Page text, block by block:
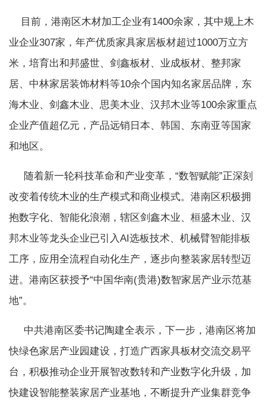
目前，港南区木材加工企业有1400余家，其中规上木
业企业307家，年产优质家具家居板材超过1000万立方
米，培育出和邦盛世、剑鑫板材、业成板材、整邦家
居、中林家居装饰材料等10余个国内知名家居品牌，东
海木业、剑鑫木业、思美木业、汉邦木业等100余家重点
企业产值超亿元，产品远销日本、韩国、东南亚等国家
和地区。
随着新一轮科技革命和产业变革，“数智赋能”正深刻
改变着传统木业的生产模式和商业模式。港南区积极拥
抱数字化、智能化浪潮，辖区剑鑫木业、桓盛木业、汉
邦木业等龙头企业已引入AI选板技术、机械臂智能排板
工序，应用全流程自动化生产，逐步向整装家居转型迈
进。港南区获授予“中国华南(贵港)数智家居产业示范基
地”。
中共港南区委书记陶建全表示，下一步，港南区将加
快绿色家居产业园建设，打造广西家具板材交流交易平
台，积极推动企业开展智改数转和产业数字化升级，加
快建设智能整装家居产业基地，不断提升产业集群竞争